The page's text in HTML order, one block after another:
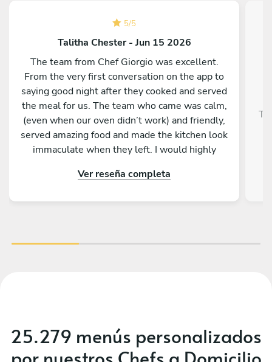
5/5
Talitha Chester - Jun 15 2026
The team from Chef Giorgio was excellent.
From the very first conversation on the app to
saying good night after they cooked and served
the meal for us. The team who came was calm,
(even when our oven didn’t work) and friendly,
served amazing food and made the kitchen look
immaculate when they left. I would highly
really impressed by the menu, service and food.
Ver reseña completa
25.279 menús personalizados